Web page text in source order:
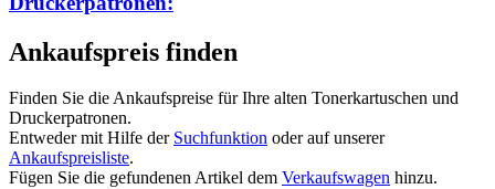
Ankaufspreis finden
Finden Sie die Ankaufspreise für Ihre alten Tonerkartuschen und
Druckerpatronen.
Entweder mit Hilfe der Suchfunktion oder auf unserer
Ankaufspreisliste.
Fügen Sie die gefundenen Artikel dem Verkaufswagen hinzu.